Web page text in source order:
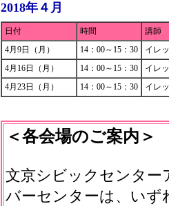
2018年４月
日付 時間
講師
4月9日（月）
14：00～15：30
イレ
4月16日（月）
14：00～15：30
イレ
4月23日（月）
14：00～15：30 イレ
＜各会場のご案内＞
文京シビックセンター
バーセンターは、いず